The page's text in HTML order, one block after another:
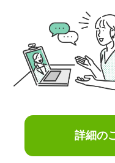
詳細の